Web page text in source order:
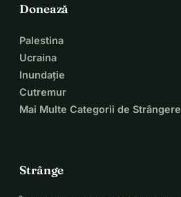
Donează
Palestina
Ucraina
Inundație
Cutremur
Mai Multe Categorii de
Strânge